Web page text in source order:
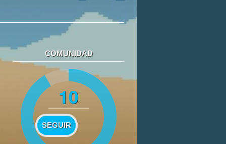
COMUNIDAD
10
SEGUIR